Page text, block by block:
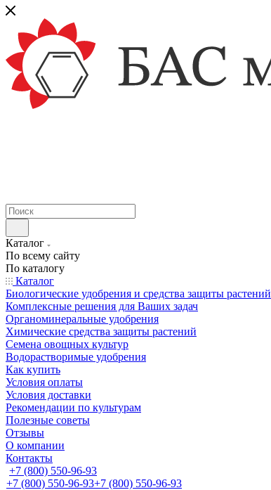
Каталог
По всему сайту
По каталогу
Каталог
Биологические удобрения и средства защиты растений
Комплексные решения для Ваших задач
Органоминеральные удобрения
Химические средства защиты растений
Семена овощных культур
Водорастворимые удобрения
Как купить
Условия оплаты
Условия доставки
Рекомендации по культурам
Полезные советы
Отзывы
О компании
Контакты
+7 (800) 550-96-93
+7 (800) 550-96-93+7 (800) 550-96-93